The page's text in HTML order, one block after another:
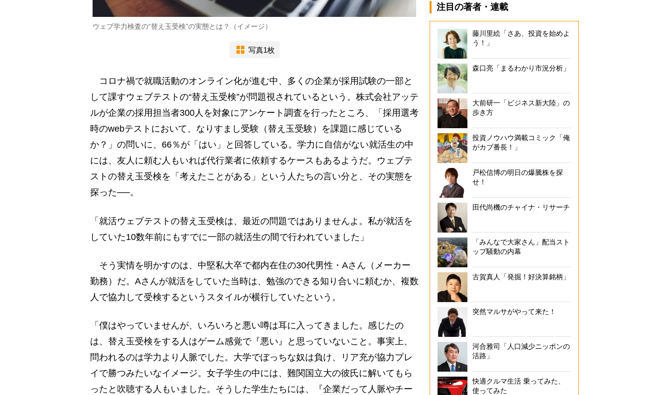
ウェブ学力検査の“替え玉受検”の実態とは？（イメージ）
写真1枚
コロナ禍で就職活動のオンライン化が進む中、多くの企業が採用試験の一部と
して課すウェブテストの“替え玉受検”が問題視されているという。株式会社アッテ
ルが企業の採用担当者300人を対象にアンケート調査を行ったところ、「採用選考
時のwebテストにおいて、なりすまし受験（替え玉受験）を課題に感じている
か？」の問いに、66％が「はい」と回答している。学力に自信がない就活生の中
には、友人に頼む人もいれば代行業者に依頼するケースもあるようだ。ウェブテ
ストの替え玉受検を「考えたことがある」という人たちの言い分と、その実態を
探った──。
「就活ウェブテストの替え玉受検は、最近の問題ではありませんよ。私が就活を
していた10数年前にもすでに一部の就活生の間で行われていました」
そう実情を明かすのは、中堅私大卒で都内在住の30代男性・Aさん（メーカー
勤務）だ。Aさんが就活をしていた当時は、勉強のできる知り合いに頼むか、複数
人で協力して受検するというスタイルが横行していたという。
「僕はやっていませんが、いろいろと悪い噂は耳に入ってきました。感じたの
は、替え玉受検をする人はゲーム感覚で『悪い』と思っていないこと。事実上、
問われるのは学力より人脈でした。大学でぼっちな奴は負け、リア充が協力プレ
イで勝つみたいなイメージ。女子学生の中には、難関国立大の彼氏に解いてもら
ったと吹聴する人もいました。そうした学生たちには、『企業だって人脈やチー
注目の著者・連載
藤川里絵「さあ、投資を始めよ
う！」
森口亮「まるわかり市況分析」
大前研一「ビジネス新大陸」の
歩き方
投資ノウハウ満載コミック「俺
がカブ番長！」
戸松信博の明日の爆騰株を探
せ！
田代尚機のチャイナ・リサーチ
「みんなで大家さん」配当スト
ップ騒動の内幕
古賀真人「発掘！好決算銘柄」
突然マルサがやって来た！
河合雅司「人口減少ニッポンの
活路」
快適クルマ生活 乗ってみた、
使ってみた